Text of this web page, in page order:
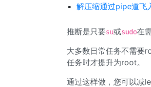
解压缩通过pipe道飞
推断是只要su或sudo在
大多数日常任务不需要
任务时才提升为root。
通过这样做，您可以减